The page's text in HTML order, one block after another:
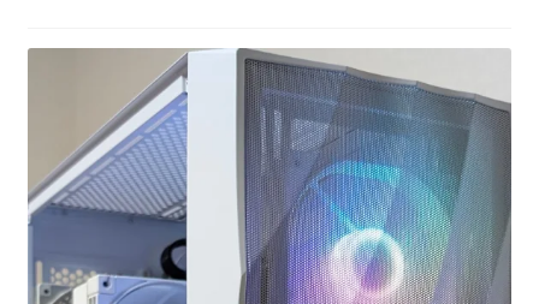
フルカスタマイズ相談
みんなのPC組立履歴
ご使用時にあたって